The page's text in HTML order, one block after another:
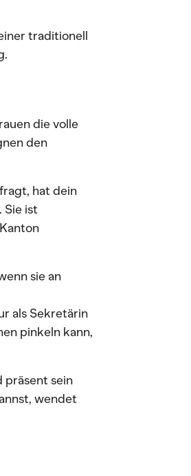
traditionell
die volle
den
hat dein
Sie ist
sie an
als Sekretärin
pinkeln kann,
präsent sein
wendet